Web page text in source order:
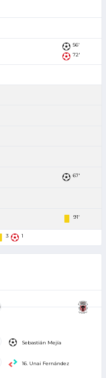
56'
72'
67'
91'
3 1
Sebastián Mejía
16. Unai Fernández